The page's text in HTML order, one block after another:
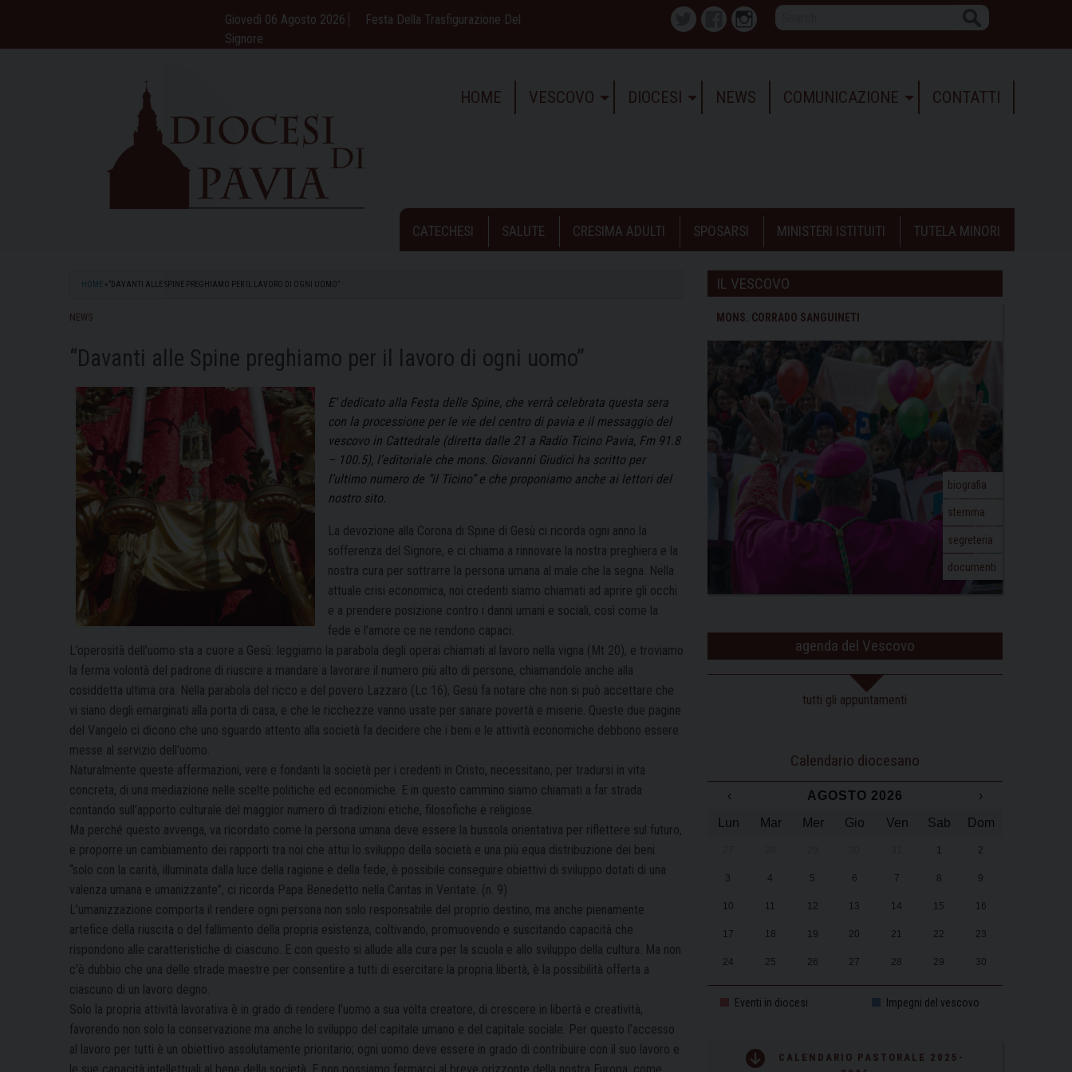
content
Giovedì 06 Agosto 2026
Festa Della Trasfigurazione Del
Signore
Twitter FacebookInstagram
HOME VESCOVO DIOCESI NEWS COMUNICAZIONE CONTATTI
CATECHESI SALUTE CRESIMA ADULTI SPOSARSI MINISTERI ISTITUITI TUTELA MINORI
HOME » “DAVANTI ALLE SPINE PREGHIAMO PER IL LAVORO DI OGNI UOMO”
NEWS
“Davanti alle Spine preghiamo per il lavoro di ogni uomo”
E’ dedicato alla Festa delle Spine, che verrà celebrata questa sera
con la processione per le vie del centro di pavia e il messaggio del
vescovo in Cattedrale (diretta dalle 21 a Radio Ticino Pavia, Fm 91.8
– 100.5), l’editoriale che mons. Giovanni Giudici ha scritto per
l’ultimo numero de “il Ticino” e che proponiamo anche ai lettori del
nostro sito.
La devozione alla Corona di Spine di Gesù ci ricorda ogni anno la
sofferenza del Signore, e ci chiama a rinnovare la nostra preghiera e la
nostra cura per sottrarre la persona umana al male che la segna. Nella
attuale crisi economica, noi credenti siamo chiamati ad aprire gli occhi
e a prendere posizione contro i danni umani e sociali, così come la
fede e l’amore ce ne rendono capaci.
L’operosità dell’uomo sta a cuore a Gesù: leggiamo la parabola degli operai chiamati al lavoro nella vigna (Mt 20), e troviamo
la ferma volontà del padrone di riuscire a mandare a lavorare il numero più alto di persone, chiamandole anche alla
cosiddetta ultima ora. Nella parabola del ricco e del povero Lazzaro (Lc 16), Gesù fa notare che non si può accettare che
vi siano degli emarginati alla porta di casa, e che le ricchezze vanno usate per sanare povertà e miserie. Queste due pagine
del Vangelo ci dicono che uno sguardo attento alla società fa decidere che i beni e le attività economiche debbono essere
messe al servizio dell’uomo.
Naturalmente queste affermazioni, vere e fondanti la società per i credenti in Cristo, necessitano, per tradursi in vita
concreta, di una mediazione nelle scelte politiche ed economiche. E in questo cammino siamo chiamati a far strada
contando sull’apporto culturale del maggior numero di tradizioni etiche, filosofiche e religiose.
Ma perché questo avvenga, va ricordato come la persona umana deve essere la bussola orientativa per riflettere sul futuro,
e proporre un cambiamento dei rapporti tra noi che attui lo sviluppo della società e una più equa distribuzione dei beni:
“solo con la carità, illuminata dalla luce della ragione e della fede, è possibile conseguire obiettivi di sviluppo dotati di una
valenza umana e umanizzante”, ci ricorda Papa Benedetto nella Caritas in Veritate. (n. 9)
L’umanizzazione comporta il rendere ogni persona non solo responsabile del proprio destino, ma anche pienamente
artefice della riuscita o del fallimento della propria esistenza, coltivando, promuovendo e suscitando capacità che
rispondono alle caratteristiche di ciascuno. E con questo si allude alla cura per la scuola e allo sviluppo della cultura. Ma non
c’è dubbio che una delle strade maestre per consentire a tutti di esercitare la propria libertà, è la possibilità offerta a
ciascuno di un lavoro degno.
Solo la propria attività lavorativa è in grado di rendere l’uomo a sua volta creatore, di crescere in libertà e creatività,
favorendo non solo la conservazione ma anche lo sviluppo del capitale umano e del capitale sociale. Per questo l’accesso
al lavoro per tutti è un obiettivo assolutamente prioritario; ogni uomo deve essere in grado di contribuire con il suo lavoro e
IL VESCOVO
MONS. CORRADO SANGUINETI
biografia
stemma
segreteria
documenti
agenda del Vescovo
tutti gli appuntamenti
Calendario diocesano
‹ AGOSTO 2026
›
Lun
Mar Mer Gio Ven Sab Dom
1 2
3 4 5 6 7 8 9
10 11 12 13 14 15 16
17 18 19 20 21 22 23
24 25 26 27 28 29 30
Eventi in diocesi Impegni del vescovo
CALENDARIO PASTORALE 2025-